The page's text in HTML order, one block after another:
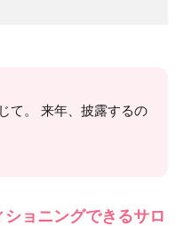
て。 来年、披露するの
ショニングできるサロ